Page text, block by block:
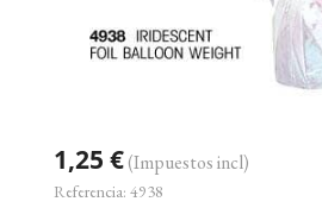
1,25 €(Impuestos incl)
Referencia: 4938